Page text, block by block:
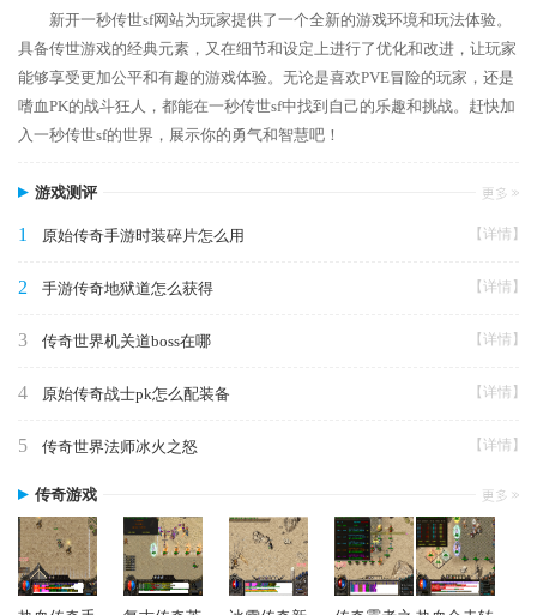
新开一秒传世sf网站为玩家提供了一个全新的游戏环境和玩法体验。
具备传世游戏的经典元素，又在细节和设定上进行了优化和改进，让玩家
能够享受更加公平和有趣的游戏体验。无论是喜欢PVE冒险的玩家，还是
嗜血PK的战斗狂人，都能在一秒传世sf中找到自己的乐趣和挑战。赶快加
入一秒传世sf的世界，展示你的勇气和智慧吧！
游戏测评
1 原始传奇手游时装碎片怎么用 【详情】
2 手游传奇地狱道怎么获得 【详情】
3 传奇世界机关道boss在哪 【详情】
4 原始传奇战士pk怎么配装备 【详情】
5 传奇世界法师冰火之怒 【详情】
传奇游戏